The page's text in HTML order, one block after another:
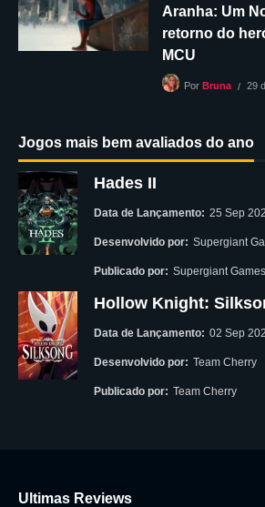
Aranha: Um
retorno do
MCU
Por Bruna 29
Jogos mais bem avaliados do ano
Hades II
Data de Lançamento: 25 Sep
Desenvolvido por: Supergiant
Publicado por: Supergiant Games
Hollow Knight:
Data de Lançamento: 02 Sep
Desenvolvido por: Team Cherry
Publicado por: Team Cherry
Ultimas Reviews